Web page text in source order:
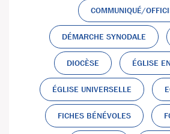
COMMUNIQUÉ/
DÉMARCHE SYNODALE
DIOCÈSE ÉGLISE
ÉGLISE UNIVERSELLE
FICHES BÉNÉVOLES